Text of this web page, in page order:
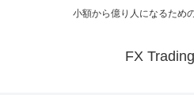
小額から億り人になるため
FX